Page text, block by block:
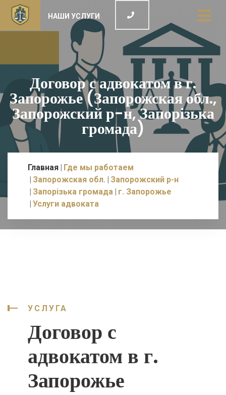
НАШИ УСЛУГИ
Договор с адвокатом в г.
Запорожье (Запорожская обл.,
Запорожский р-н, Запорізька
громада)
Главная Где мы работаем
Запорожская обл.
Запорожский р-н
Запорізька громада г. Запорожье
Услуги адвоката
УСЛУГА
Договор с
адвокатом в г.
Запорожье